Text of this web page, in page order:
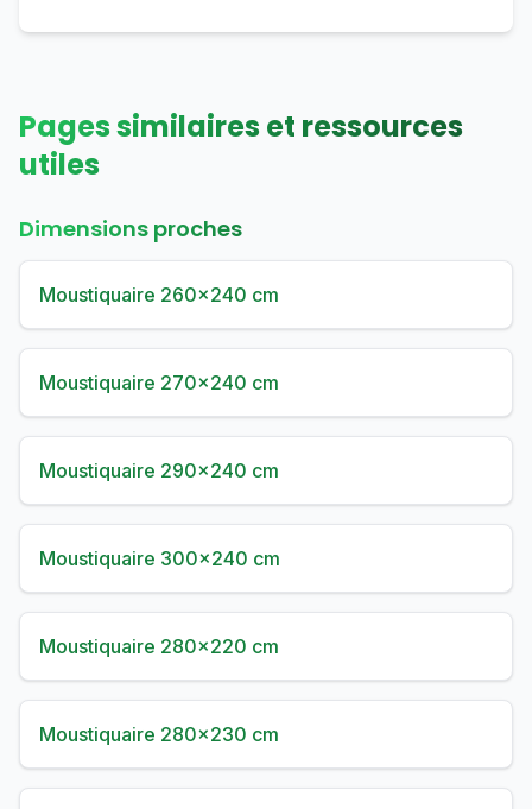
Pages similaires et ressources
utiles
Dimensions proches
Moustiquaire 260×240 cm
Moustiquaire 270×240 cm
Moustiquaire 290×240 cm
Moustiquaire 300×240 cm
Moustiquaire 280×220 cm
Moustiquaire 280×230 cm